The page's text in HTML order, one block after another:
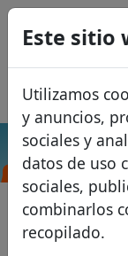
Este sitio
Utilizamos
y anuncios,
sociales y
datos de uso
sociales,
combinarlos
recopilado.
Dominios
Base de
Dominios
Lista de
Buscar
USD
EUR
GBP